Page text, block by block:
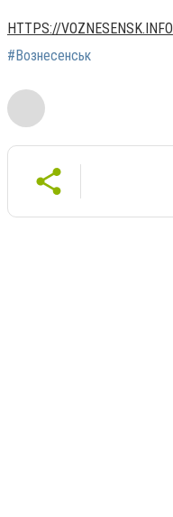
HTTPS://VOZNESENSK.INFO
#Вознесенськ